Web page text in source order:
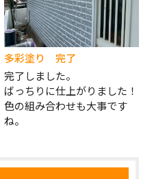
多彩塗り 完了
完了しました。
ばっちりに仕上がりました！
色の組み合わせも大事です
ね。